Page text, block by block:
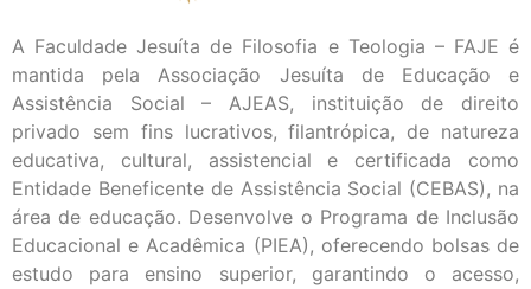
A Faculdade Jesuíta de Filosofia e Teologia – FAJE é
mantida pela Associação Jesuíta de Educação e
Assistência Social – AJEAS, instituição de direito
privado sem fins lucrativos, filantrópica, de natureza
educativa, cultural, assistencial e certificada como
Entidade Beneficente de Assistência Social (CEBAS), na
área de educação. Desenvolve o Programa de Inclusão
Educacional e Acadêmica (PIEA), oferecendo bolsas de
estudo para ensino superior, garantindo o acesso,